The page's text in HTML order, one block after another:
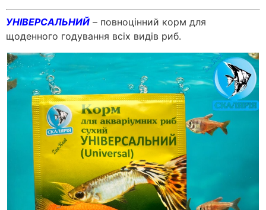
УНІВЕРСАЛЬНИЙ – повноцінний корм для
щоденного годування всіх видів риб.